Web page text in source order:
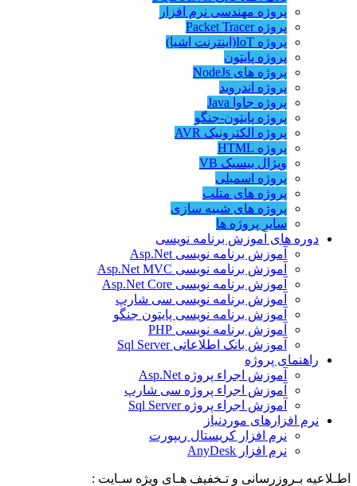
پروژه مهندسی نرم افزار
پروژه Packet Tracer
پروژه IoT(اینترنت اشیا)
پروژه پایتون
پروژه های NodeJs
پروژه اندروید
پروژه جاوا Java
پروژه پایتون-جنگو
پروژه الکترونیک AVR
پروژه HTML
ویژال بیسیک VB
پروژه اسمبلی
پروژه های متلب
پروژه های شبیه سازی
سایر پروژه ها
دوره های آموزش برنامه نویسی
آموزش برنامه نویسی Asp.Net
آموزش برنامه نویسی Asp.Net MVC
آموزش برنامه نویسی Asp.Net Core
آموزش برنامه نویسی سی شارپ
آموزش برنامه نویسی پایتون جنگو
آموزش برنامه نویسی PHP
آموزش بانک اطلاعاتی Sql Server
راهنمای پروژه
آموزش اجراء پروژه Asp.Net
آموزش اجراء پروژه سی شارپ
آموزش اجراء پروژه Sql Server
نرم افزارهای موردنیاز
نرم افزار کریستال ریپورت
نرم افزار AnyDesk
اطـلاعیه بـروزرسانی و تـخفیف هـای ویژه سـایت :